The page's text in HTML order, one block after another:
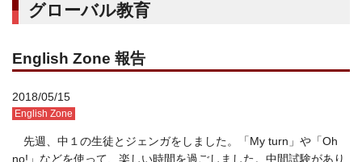
グローバル教育
English Zone 報告
2018/05/15
English Zone
先週、中１の生徒とジェンガをしました。「My turn」や「Oh
no!」などを使って、楽しい時間を過ごしました。中間試験があり